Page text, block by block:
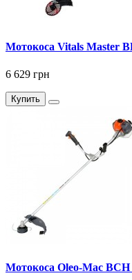
Мотокоса Vitals Master
6 629 грн
Купить
Мотокоса Oleo-Mac